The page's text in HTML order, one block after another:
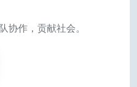
协作，贡献社会。